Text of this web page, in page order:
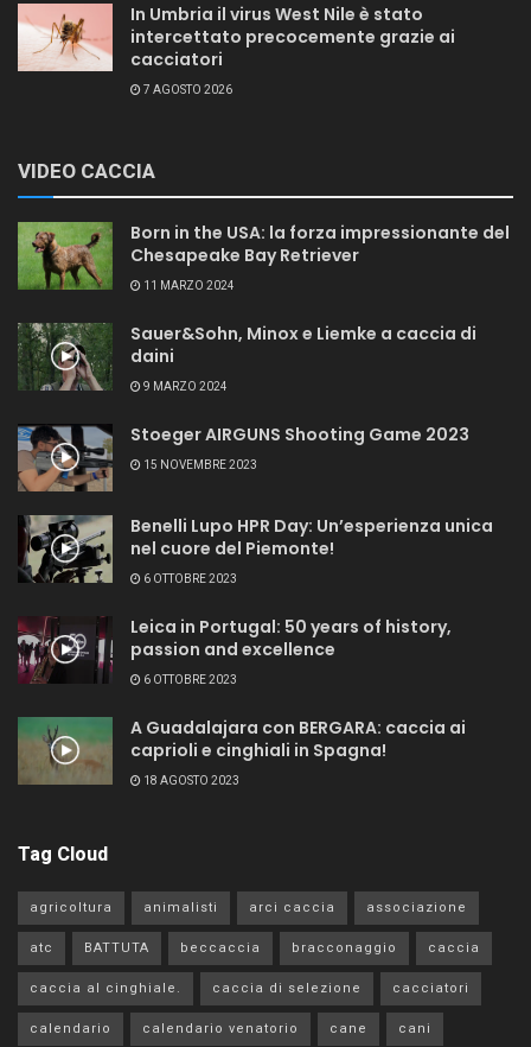
In Umbria il virus West Nile è stato
intercettato precocemente grazie ai
cacciatori
7 AGOSTO 2026
VIDEO CACCIA
Born in the USA: la forza impressionante del
Chesapeake Bay Retriever
11 MARZO 2024
Sauer&Sohn, Minox e Liemke a caccia di
daini
9 MARZO 2024
Stoeger AIRGUNS Shooting Game 2023
15 NOVEMBRE 2023
Benelli Lupo HPR Day: Un’esperienza unica
nel cuore del Piemonte!
6 OTTOBRE 2023
Leica in Portugal: 50 years of history,
passion and excellence
6 OTTOBRE 2023
A Guadalajara con BERGARA: caccia ai
caprioli e cinghiali in Spagna!
18 AGOSTO 2023
Tag Cloud
agricoltura animalisti arci caccia
associazione
atc
BATTUTA beccaccia bracconaggio
caccia
caccia al cinghiale.
caccia di selezione
cacciatori
calendario
calendario venatorio cane
cani